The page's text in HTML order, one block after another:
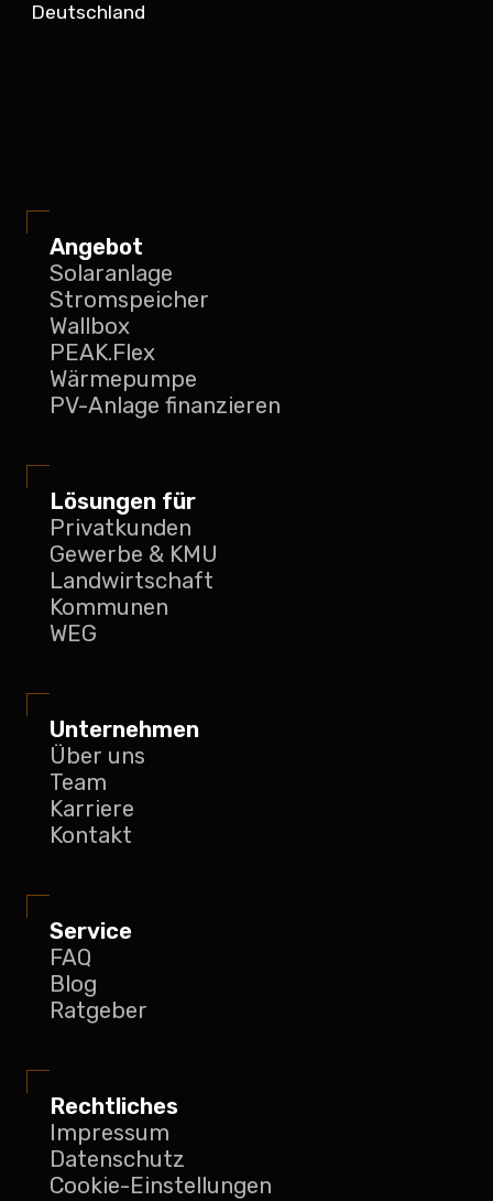
Deutschland
Angebot
Solaranlage
Stromspeicher
Wallbox
PEAK.Flex
Wärmepumpe
PV-Anlage finanzieren
Lösungen für
Privatkunden
Gewerbe & KMU
Landwirtschaft
Kommunen
WEG
Unternehmen
Über uns
Team
Karriere
Kontakt
Service
FAQ
Blog
Ratgeber
Rechtliches
Impressum
Datenschutz
Cookie-Einstellungen